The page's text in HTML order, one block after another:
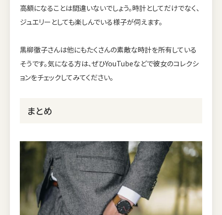
高額になることは間違いないでしょう。時計としてだけでなく、
ジュエリーとしても楽しんでいる様子が伺えます。
黒柳徹子さんは他にもたくさんの素敵な時計を所有している
そうです。気になる方は、ぜひYouTubeなどで彼女のコレクシ
ョンをチェックしてみてください。
まとめ